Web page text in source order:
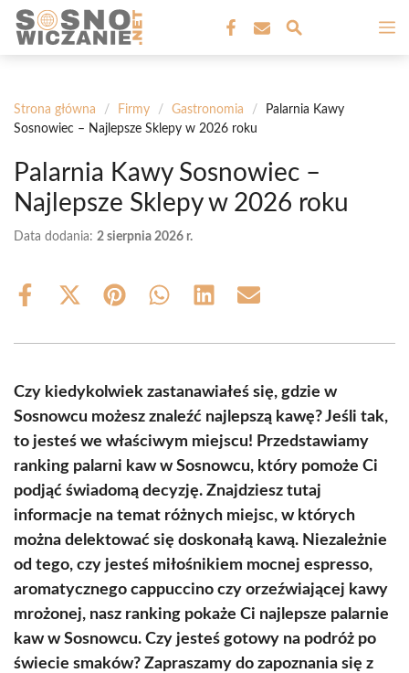
Przejdź
treści
Strona główna / Firmy / Gastronomia /
Palarnia Kawy
Sosnowiec – Najlepsze Sklepy w 2026 roku
Palarnia Kawy Sosnowiec –
Najlepsze Sklepy w 2026 roku
Data dodania: 2 sierpnia 2026 r.
Share
Share
(Twitter)
Share Share Share Share
Czy kiedykolwiek zastanawiałeś się, gdzie w
Sosnowcu możesz znaleźć najlepszą kawę? Jeśli tak,
to jesteś we właściwym miejscu! Przedstawiamy
ranking palarni kaw w Sosnowcu, który pomoże Ci
podjąć świadomą decyzję. Znajdziesz tutaj
informacje na temat różnych miejsc, w których
można delektować się doskonałą kawą. Niezależnie
od tego, czy jesteś miłośnikiem mocnej espresso,
aromatycznego cappuccino czy orzeźwiającej kawy
mrożonej, nasz ranking pokaże Ci najlepsze palarnie
kaw w Sosnowcu. Czy jesteś gotowy na podróż po
świecie smaków? Zapraszamy do zapoznania się z